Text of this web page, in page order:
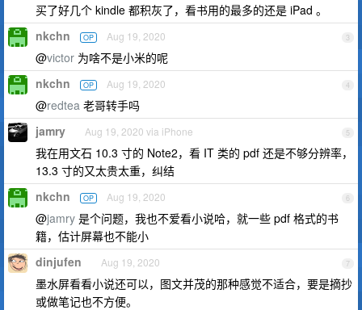
买了好几个 kindle 都积灰了，看书用的最多的还是 iPad 。
3
nkchn OP Aug 19, 2020
@victor 为啥不是小米的呢
4
nkchn OP Aug 19, 2020
@redtea 老哥转手吗
5
jamry Aug 19, 2020 via iPhone
我在用文石 10.3 寸的 Note2，看 IT 类的 pdf 还是不够分辨率，
13.3 寸的又太贵太重，纠结
6
nkchn OP Aug 19, 2020
@jamry 是个问题，我也不爱看小说哈，就一些 pdf 格式的书
籍，估计屏幕也不能小
7
dinjufen Aug 19, 2020
墨水屏看看小说还可以，图文并茂的那种感觉不适合，要是摘抄
或做笔记也不方便。